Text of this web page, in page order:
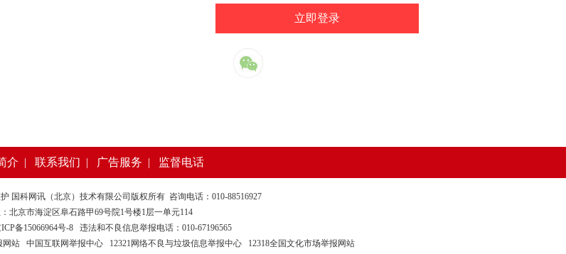
介 | 联系我们 | 广告服务 | 监督电话
国科网讯（北京）技术有限公司版权所有 咨询电话：010-88516927
北京市海淀区阜石路甲69号院1号楼1层一单元114
备15066964号-8违法和不良信息举报电话：010-67196565
网站 中国互联网举报中心 12321网络不良与垃圾信息举报中心 12318全国文化市场举报网站